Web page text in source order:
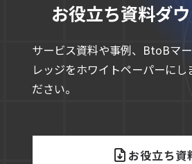
お役立ち資料ダ
サービス資料や事例、BtoBマ
レッジをホワイトペーパーにし
ださい。
お役立ち資